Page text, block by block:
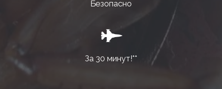
Безопасно
За 30 минут!**